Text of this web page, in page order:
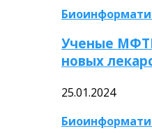
Ученые
новых
25.01.2024